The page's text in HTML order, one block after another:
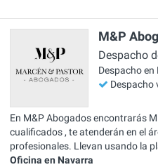
M&P
Despacho
Despacho en
Despacho
En M&P Abogados encontrarás
cualificados , te atenderán en el
profesionales. Llevan usando la
Oficina en Navarra